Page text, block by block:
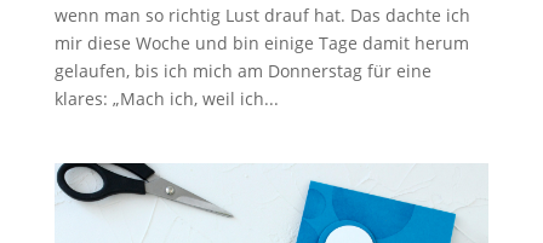
wenn man so richtig Lust drauf hat. Das dachte ich
mir diese Woche und bin einige Tage damit herum
gelaufen, bis ich mich am Donnerstag für eine
klares: „Mach ich, weil ich...